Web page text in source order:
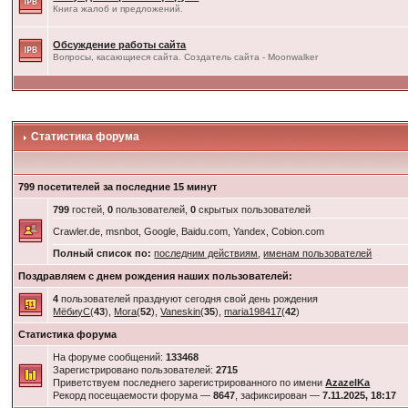
Книга жалоб и предложений.
Обсуждение работы сайта
Вопросы, касающиеся сайта. Создатель сайта - Moonwalker
Статистика форума
799 посетителей за последние 15 минут
799 гостей,0 пользователей,0 скрытых пользователей
Crawler.de, msnbot, Google, Baidu.com, Yandex, Cobion.com
Полный список по: последним действиям ,именам пользователей
Поздравляем с днем рождения наших пользователей:
4 пользователей празднуют сегодня свой день рождения
МёбиуС(43), Mora(52),Vaneskin(35),maria198417(42)
Статистика форума
На форуме сообщений:133468
Зарегистрировано пользователей:2715
Приветствуем последнего зарегистрированного по имениAzazelKa
Рекорд посещаемости форума —8647 , зафиксирован —7.11.2025, 18:17